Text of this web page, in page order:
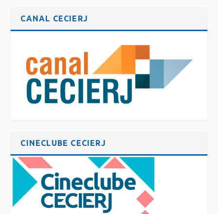
CANAL CECIERJ
CINECLUBE CECIERJ